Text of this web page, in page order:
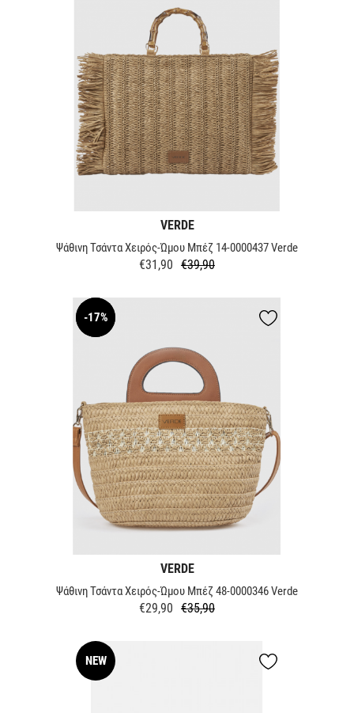
VERDE
Ψάθινη Τσάντα Χειρός-Ώμου Μπέζ 14-0000437 Verde
Κανονική
€39,90
Τιμή
€31,90
NEW
-17%
VERDE
Ψάθινη Τσάντα Χειρός-Ώμου Μπέζ 48-0000346 Verde
Κανονική
€35,90
Τιμή
€29,90
NEW